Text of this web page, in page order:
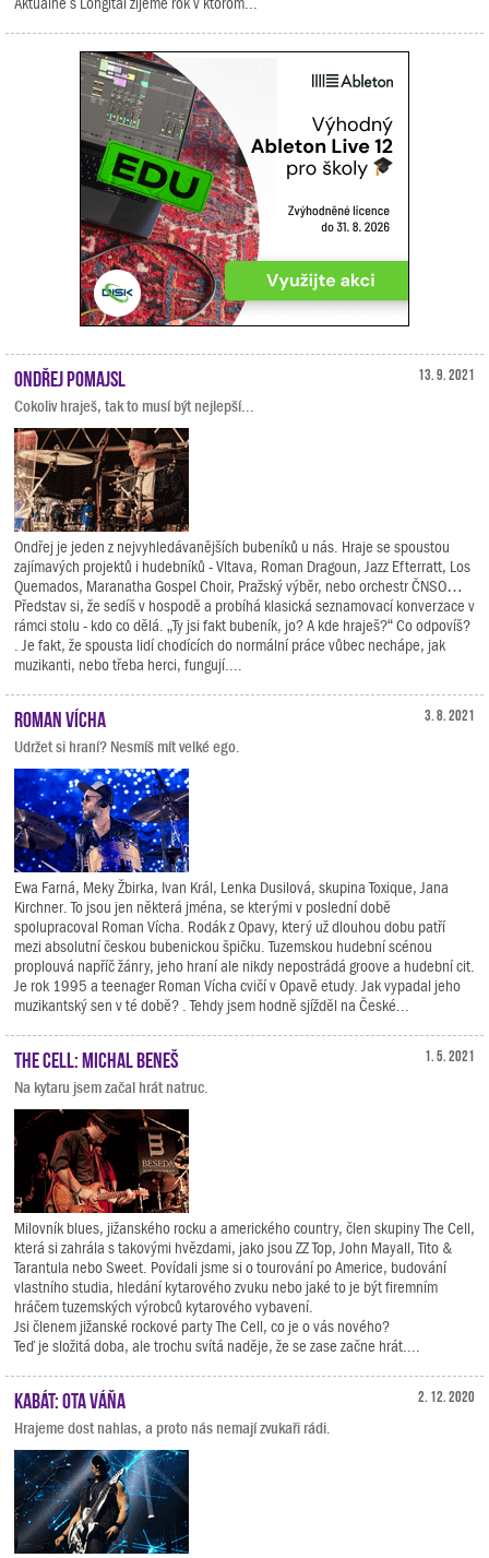
13. 9. 2021
Ondřej Pomajsl
Cokoliv hraješ, tak to musí být nejlepší...
Ondřej je jeden z nejvyhledávanějších bubeníků u nás. Hraje se spoustou
zajímavých projektů i hudebníků - Vltava, Roman Dragoun, Jazz Efterratt, Los
Quemados, Maranatha Gospel Choir, Pražský výběr, nebo orchestr ČNSO…
Představ si, že sedíš v hospodě a probíhá klasická seznamovací konverzace v
rámci stolu - kdo co dělá. „Ty jsi fakt bubeník, jo? A kde hraješ?“ Co odpovíš?
. Je fakt, že spousta lidí chodících do normální práce vůbec nechápe, jak
muzikanti, nebo třeba herci, fungují....
3. 8. 2021
Roman Vícha
Udržet si hraní? Nesmíš mít velké ego.
Ewa Farná, Meky Žbirka, Ivan Král, Lenka Dusilová, skupina Toxique, Jana
Kirchner. To jsou jen některá jména, se kterými v poslední době
spolupracoval Roman Vícha. Rodák z Opavy, který už dlouhou dobu patří
mezi absolutní českou bubenickou špičku. Tuzemskou hudební scénou
proplouvá napříč žánry, jeho hraní ale nikdy nepostrádá groove a hudební cit.
Je rok 1995 a teenager Roman Vícha cvičí v Opavě etudy. Jak vypadal jeho
muzikantský sen v té době? . Tehdy jsem hodně sjížděl na České...
1. 5. 2021
The Cell: Michal Beneš
Na kytaru jsem začal hrát natruc.
Milovník blues, jižanského rocku a amerického country, člen skupiny The Cell,
která si zahrála s takovými hvězdami, jako jsou ZZ Top, John Mayall, Tito &
Tarantula nebo Sweet. Povídali jsme si o tourování po Americe, budování
vlastního studia, hledání kytarového zvuku nebo jaké to je být firemním
hráčem tuzemských výrobců kytarového vybavení.
Jsi členem jižanské rockové party The Cell, co je o vás nového?
Teď je složitá doba, ale trochu svítá naděje, že se zase začne hrát....
2. 12. 2020
Kabát: Ota Váňa
Hrajeme dost nahlas, a proto nás nemají zvukaři rádi.